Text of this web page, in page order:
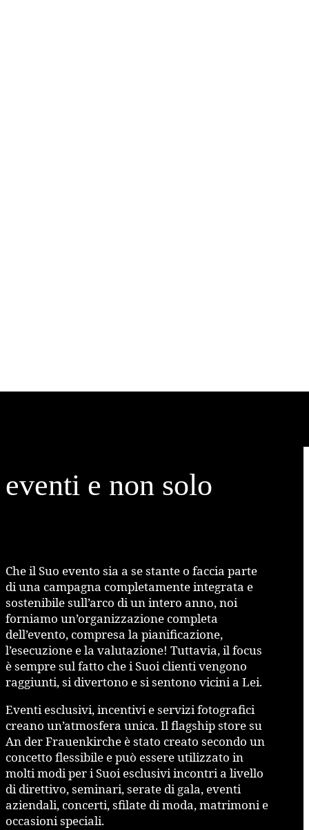
eventi e non solo
Che il Suo evento sia a se stante o faccia parte
di una campagna completamente integrata e
sostenibile sull’arco di un intero anno, noi
forniamo un’organizzazione completa
dell’evento, compresa la pianificazione,
l’esecuzione e la valutazione! Tuttavia, il focus
è sempre sul fatto che i Suoi clienti vengono
raggiunti, si divertono e si sentono vicini a Lei.
Eventi esclusivi, incentivi e servizi fotografici
creano un’atmosfera unica. Il flagship store su
An der Frauenkirche è stato creato secondo un
concetto flessibile e può essere utilizzato in
molti modi per i Suoi esclusivi incontri a livello
di direttivo, seminari, serate di gala, eventi
aziendali, concerti, sfilate di moda, matrimoni e
occasioni speciali.